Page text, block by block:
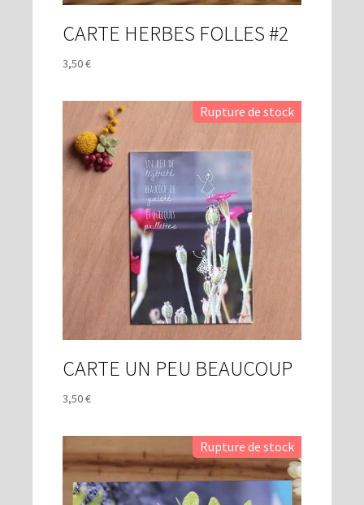
CARTE HERBES FOLLES #2
3,50€
CARTE UN PEU BEAUCOUP
3,50€